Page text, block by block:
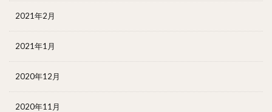
2021年2月
2021年1月
2020年12月
2020年11月